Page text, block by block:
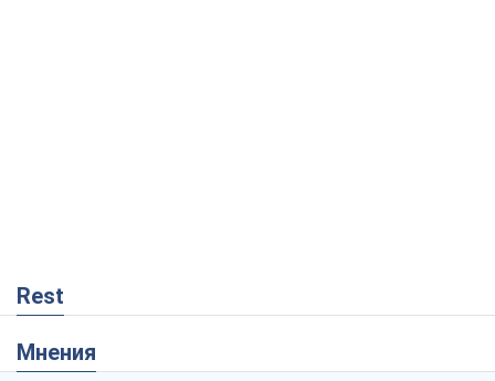
Rest
Мнения